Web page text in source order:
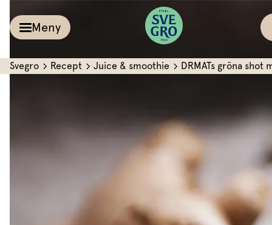
Meny
Örter &
Sallat
Pesto
Kalla såser
Aioli
Svegro Recept Juice & smoothie DRMATs gröna